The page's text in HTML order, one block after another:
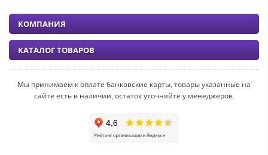
Мы принимаем к оплате банковские карты, товары указанные на
сайте есть в наличии, остаток уточняйте у менеджеров.
КОМПАНИЯ
КАТАЛОГ ТОВАРОВ